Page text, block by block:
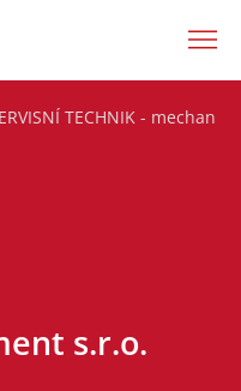
TECHNIK -
s.r.o.